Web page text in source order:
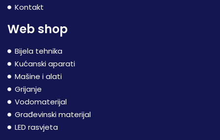
Kontakt
Web shop
Bijela tehnika
Kućanski aparati
Mašine i alati
Grijanje
Vodomaterijal
Građevinski materijal
LED rasvjeta